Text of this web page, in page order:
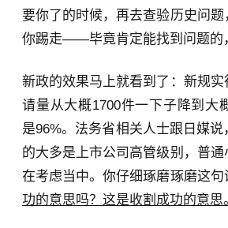
要你了的时候，再去查验历史问
你踢走——毕竟肯定能找到问题的
新政的效果马上就看到了：新规
请量从大概1700件一下子降到大
是96%。法务省相关人士跟日媒
的大多是上市公司高管级别，普
在考虑当中。你仔细琢磨琢磨这句
功的意思吗？这是收割成功的意思